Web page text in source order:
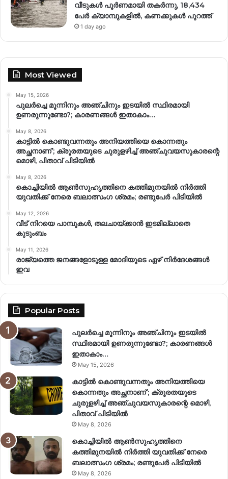
വീ‌ടുകൾ പൂർണമായി തകർന്നു, 18,434
പേർ ക്യാമ്പുകളിൽ, കണക്കുകൾ പുറത്ത്
1 day ago
Most Viewed
May 15, 2026
പുലർച്ചെ മൂന്നിനും അഞ്ചിനും ഇടയിൽ സ്ഥിരമായി
ഉണരുന്നുണ്ടോ?; കാരണങ്ങള്‍ ഇതാകാം…
May 8, 2026
കാട്ടിൽ കൊണ്ടുവന്നതും അനിയത്തിയെ കൊന്നതും
അച്ഛനാണ്’; ക്രൂരതയുടെ ചുരുളഴിച്ച് അഞ്ചുവയസുകാരന്റെ
മൊഴി, പിതാവ് പിടിയിൽ
May 8, 2026
കൊച്ചിയിൽ ആൺസുഹൃത്തിനെ കത്തിമുനയിൽ നിർത്തി
യുവതിക്ക് നേരെ ബലാത്സംഗ​ ശ്രമം; രണ്ടുപേർ പിടിയിൽ
May 12, 2026
വീട് നിറയെ പാമ്പുകൾ, തലചായ്ക്കാൻ ഇടമില്ലാതെ
കുടുംബം
May 11, 2026
രാജ്യത്തെ ജനങ്ങളോടുള്ള മോദിയുടെ ഏഴ് നിര്‍ദേശങ്ങള്‍
ഇവ
Popular Posts
പുലർച്ചെ മൂന്നിനും അഞ്ചിനും ഇടയിൽ
സ്ഥിരമായി ഉണരുന്നുണ്ടോ?; കാരണങ്ങള്‍
ഇതാകാം…
May 15, 2026
കാട്ടിൽ കൊണ്ടുവന്നതും അനിയത്തിയെ
കൊന്നതും അച്ഛനാണ്’; ക്രൂരതയുടെ
ചുരുളഴിച്ച് അഞ്ചുവയസുകാരന്റെ മൊഴി,
പിതാവ് പിടിയിൽ
May 8, 2026
കൊച്ചിയിൽ ആൺസുഹൃത്തിനെ
കത്തിമുനയിൽ നിർത്തി യുവതിക്ക് നേരെ
ബലാത്സംഗ​ ശ്രമം; രണ്ടുപേർ പിടിയിൽ
May 8, 2026